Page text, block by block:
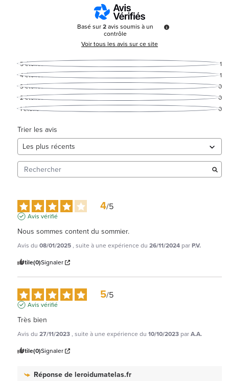
Basé sur2avis soumis à un
contrôle
Voir tous les avis sur ce site
5étoiles
1
4étoiles
1
3étoiles
0
2étoiles
0
1étoile 0
Trier les avis
4/5
Avis vérifié
Nous sommes content du sommier.
Avis du 08/01/2025, suite à une expérience du 26/11/2024 parP.V.
Utile(0)Signaler
5/5
Avis vérifié
Très bien
Avis du 27/11/2023, suite à une expérience du 10/10/2023 parA.A.
Utile(0)Signaler
Réponse deleroidumatelas.fr